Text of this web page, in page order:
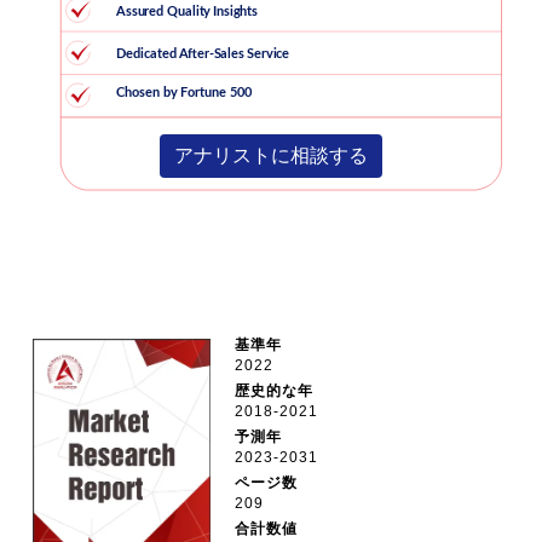
アナリストに相談する
基準年
2022
歴史的な年
2018-2021
予測年
2023-2031
ページ数
209
合計数値